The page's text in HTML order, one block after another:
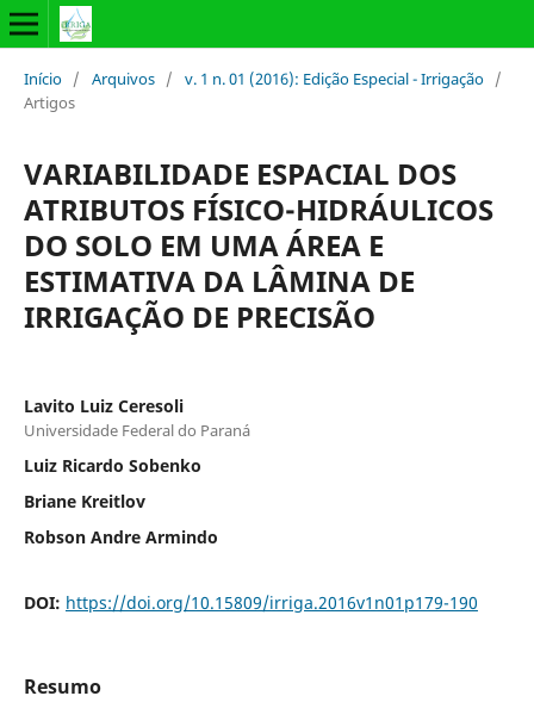
Início / Arquivos / v. 1 n. 01 (2016): Edição Especial - Irrigação /
Artigos
VARIABILIDADE ESPACIAL DOS
ATRIBUTOS FÍSICO-HIDRÁULICOS
DO SOLO EM UMA ÁREA E
ESTIMATIVA DA LÂMINA DE
IRRIGAÇÃO DE PRECISÃO
Lavito Luiz Ceresoli
Universidade Federal do Paraná
Luiz Ricardo Sobenko
Briane Kreitlov
Robson Andre Armindo
DOI: https://doi.org/10.15809/irriga.2016v1n01p179-190
Resumo